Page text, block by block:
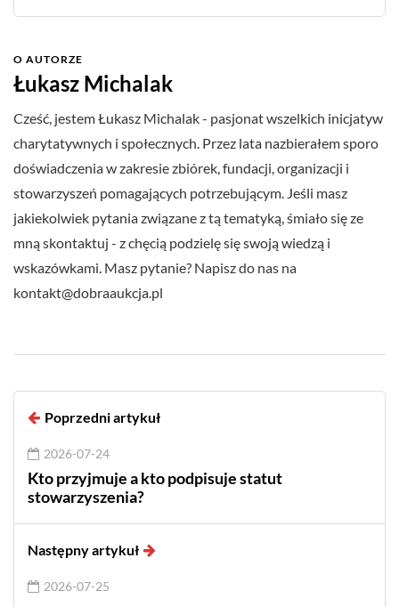
O AUTORZE
Łukasz Michalak
Cześć, jestem Łukasz Michalak - pasjonat wszelkich inicjatyw
charytatywnych i społecznych. Przez lata nazbierałem sporo
doświadczenia w zakresie zbiórek, fundacji, organizacji i
stowarzyszeń pomagających potrzebującym. Jeśli masz
jakiekolwiek pytania związane z tą tematyką, śmiało się ze
mną skontaktuj - z chęcią podzielę się swoją wiedzą i
wskazówkami. Masz pytanie? Napisz do nas na
kontakt@dobraaukcja.pl
Poprzedni artykuł
2026-07-24
Kto przyjmuje a kto podpisuje statut
stowarzyszenia?
Następny artykuł
2026-07-25